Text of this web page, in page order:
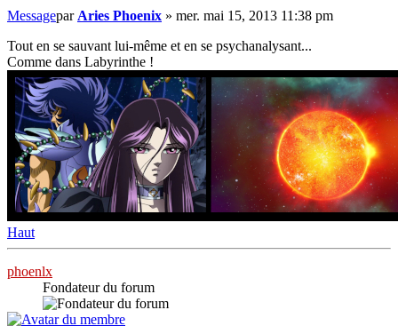
Messagepar Aries Phoenix » mer. mai 15, 2013 11:38 pm
Tout en se sauvant lui-même et en se psychanalysant...
Comme dans Labyrinthe !
Haut
phoenlx
Fondateur du forum